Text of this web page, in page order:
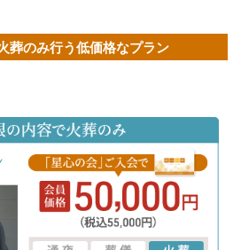
葬のみ行う低価格なプラン